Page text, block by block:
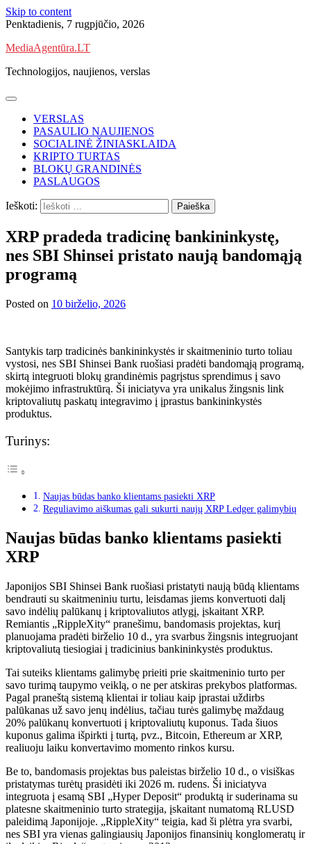
Skip to content
Penktadienis, 7 rugpjūčio, 2026
MediaAgentūra.LT
Technologijos, naujienos, verslas
VERSLAS
PASAULIO NAUJIENOS
SOCIALINĖ ŽINIASKLAIDA
KRIPTO TURTAS
BLOKŲ GRANDINĖS
PASLAUGOS
Ieškoti:
XRP pradeda tradicinę bankininkystę,
nes SBI Shinsei pristato naują bandomąją
programą
Posted on 10 birželio, 2026
Santykis tarp tradicinės bankininkystės ir skaitmeninio turto toliau
vystosi, nes SBI Shinsei Bank ruošiasi pradėti bandomąją programą,
skirtą integruoti blokų grandinėmis pagrįstus sprendimus į savo
mokėjimo infrastruktūrą. Ši iniciatyva yra unikalus žingsnis link
kriptovaliutų paskatų integravimo į įprastus bankininkystės
produktus.
Turinys:
Naujas būdas banko klientams pasiekti XRP
Reguliavimo aiškumas gali sukurti naujų XRP Ledger galimybių
Naujas būdas banko klientams pasiekti
XRP
Japonijos SBI Shinsei Bank ruošiasi pristatyti naują būdą klientams
bendrauti su skaitmeniniu turtu, leisdamas jiems konvertuoti dalį
savo indėlių palūkanų į kriptovaliutos atlygį, įskaitant XRP.
Remiantis „RippleXity“ pranešimu, bandomasis projektas, kurį
planuojama pradėti birželio 10 d., yra svarbus žingsnis integruojant
kriptovaliutą tiesiogiai į tradicinius bankininkystės produktus.
Tai suteiks klientams galimybę prieiti prie skaitmeninio turto per
savo turimą taupymo veiklą, o ne per atskiras prekybos platformas.
Pagal praneštą sistemą klientai ir toliau kaip įprastai uždirbs
palūkanas už savo jenų indėlius, tačiau turės galimybę maždaug
20% ​​palūkanų konvertuoti į kriptovaliutų kuponus. Tada šiuos
kuponus galima išpirkti į turtą, pvz., Bitcoin, Ethereum ar XRP,
realiuoju laiku konvertavimo momento rinkos kursu.
Be to, bandomasis projektas bus paleistas birželio 10 d., o visiškas
pristatymas turėtų prasidėti iki 2026 m. rudens. Ši iniciatyva
integruota į esamą SBI „Hyper Deposit“ produktą ir suderinama su
platesne skaitmeninio turto strategija, įskaitant numatomą RLUSD
paleidimą Japonijoje. „RippleXity“ teigia, kad ši plėtra yra svarbi,
nes SBI yra vienas galingiausių Japonijos finansinių konglomeratų ir